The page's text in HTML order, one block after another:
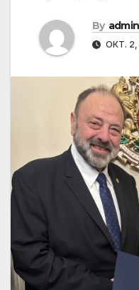
By admin
ОКТ. 2,